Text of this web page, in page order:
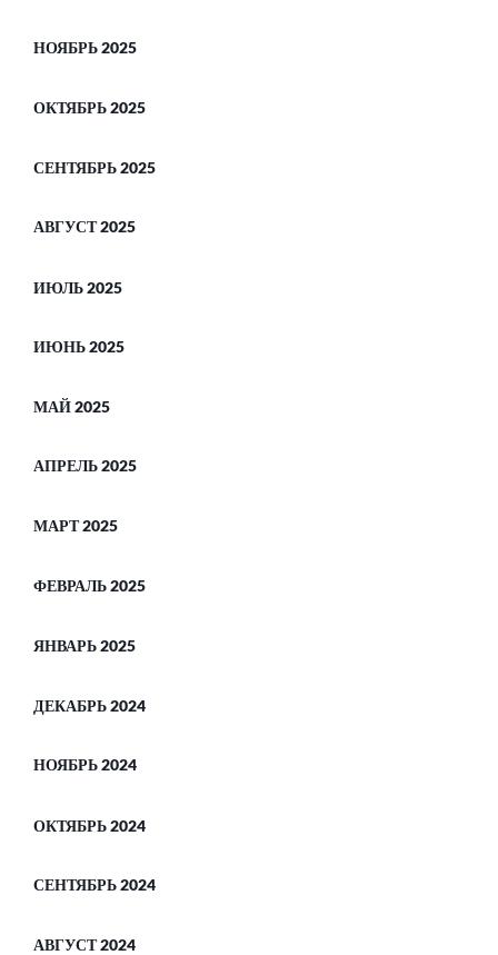
НОЯБРЬ 2025
ОКТЯБРЬ 2025
СЕНТЯБРЬ 2025
АВГУСТ 2025
ИЮЛЬ 2025
ИЮНЬ 2025
МАЙ 2025
АПРЕЛЬ 2025
МАРТ 2025
ФЕВРАЛЬ 2025
ЯНВАРЬ 2025
ДЕКАБРЬ 2024
НОЯБРЬ 2024
ОКТЯБРЬ 2024
СЕНТЯБРЬ 2024
АВГУСТ 2024